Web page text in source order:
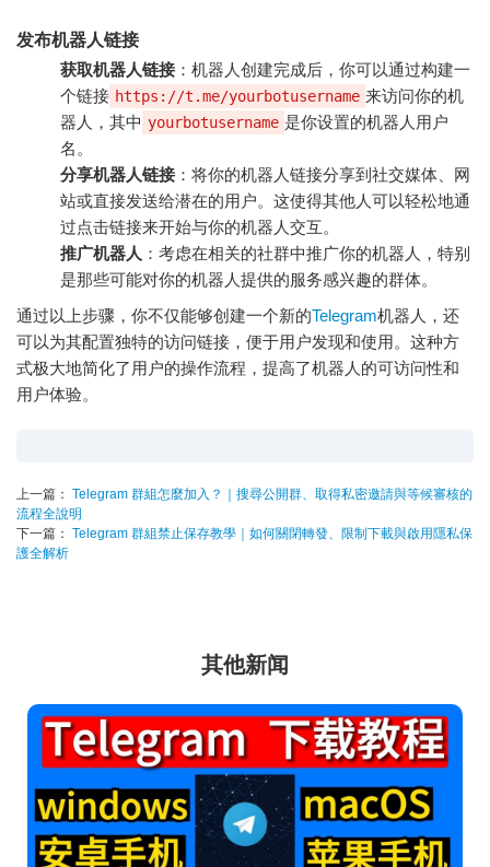
发布机器人链接
获取机器人链接 ：机器人创建完成后，你可以通过构建一
个链接 https://t.me/yourbotusername 来访问你的机
器人，其中 yourbotusername 是你设置的机器人用户
名。
分享机器人链接 ：将你的机器人链接分享到社交媒体、网
站或直接发送给潜在的用户。这使得其他人可以轻松地通
过点击链接来开始与你的机器人交互。
推广机器人 ：考虑在相关的社群中推广你的机器人，特别
是那些可能对你的机器人提供的服务感兴趣的群体。
通过以上步骤，你不仅能够创建一个新的Telegram机器人，还
可以为其配置独特的访问链接，便于用户发现和使用。这种方
式极大地简化了用户的操作流程，提高了机器人的可访问性和
用户体验。
上一篇： Telegram 群組怎麼加入？｜搜尋公開群、取得私密邀請與等候審核的
流程全說明
下一篇： Telegram 群組禁止保存教學｜如何關閉轉發、限制下載與啟用隱私保
護全解析
其他新闻